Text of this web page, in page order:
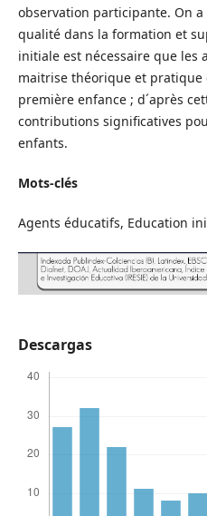
observation participante. On
qualité dans la formation et
initiale est nécessaire que les
maitrise théorique et pratique
première enfance ; d´après
contributions significatives
enfants.
Mots-clés
Agents éducatifs, Education
Descargas